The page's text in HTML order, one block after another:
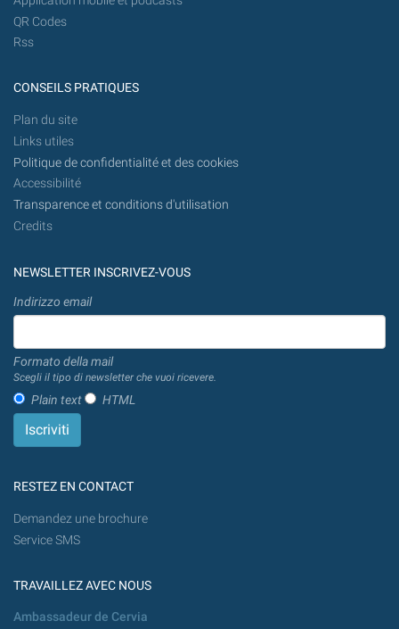
QR Codes
Rss
CONSEILS PRATIQUES
Plan du site
Links utiles
Politique de confidentialité et des cookies
Accessibilité
Transparence et conditions d'utilisation
Credits
NEWSLETTER INSCRIVEZ-VOUS
Indirizzo email
Formato della mail
Scegli il tipo di newsletter che vuoi ricevere.
Plain text HTML
RESTEZ EN CONTACT
Demandez une brochure
Service SMS
TRAVAILLEZ AVEC NOUS
Ambassadeur de Cervia